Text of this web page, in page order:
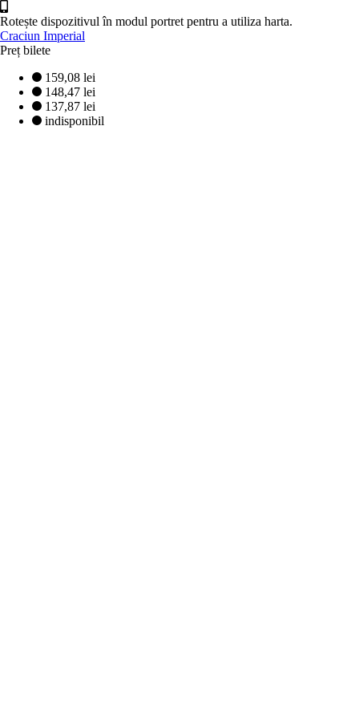
Rotește dispozitivul în modul portret pentru a utiliza harta.
Craciun Imperial
Preț bilete
159,08 lei
148,47 lei
137,87 lei
indisponibil